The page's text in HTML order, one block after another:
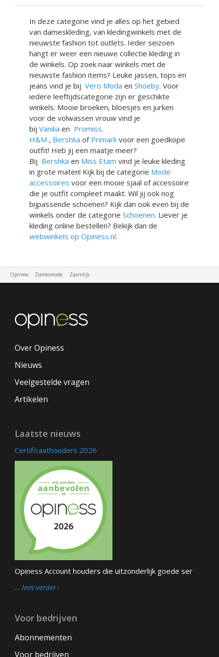
In deze categorie vind je alles op het gebied
van dameskleding, van kledingwinkels met de
nieuwste fashion tot outlets. Ieder seizoen
hangt er weer een nieuwe collectie kleding in
de winkels. Op zoek naar winkels met de
nieuwste fashion items? Leuke jassen, tops en
jeans vind je bij Vero Moda en Shoeby. Voor
iedere leeftijdscategorie zijn er geschikte
winkels. Mooie broeken, bloesjes en jurken
voor de volwassen vrouw vind je
bij Vanilia en Promiss.
H&M , Bershka of Primark voor een goedkope
outfit! Heb jij een maatje meer?
Bij Bershka en Miss Etam vind je leuke kleding
in grote maten! Kijk bij de categorie Mode
accessoires voor een mooie sjaal of accessoire
die je outfit compleet maakt. Wil jij ook nog
bijpassende schoenen? Kijk dan ook even bij de
winkels onder de categorie Schoenen. Liever je
kleding online bestellen? Bekijk dan de
webwinkels op Opiness.nl.
Opiness Damesmode Zaandijk
Over Opiness
Nieuws
Veelgestelde vragen
Artikelen
Laatste nieuws
Certificaathouders 2026
Opiness Account houders die uitzonderlijk goede ser
… lees verder
Voor bedrijven
Abonnementen
Voor bedrijven